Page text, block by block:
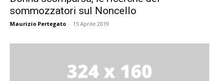
sommozzatori sul Noncello
Maurizio Pertegato - 15 Aprile 2019